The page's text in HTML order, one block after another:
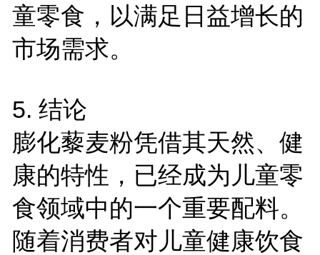
童零食，以满足日益增长的
市场需求。
5. 结论
膨化藜麦粉凭借其天然、健
康的特性，已经成为儿童零
食领域中的一个重要配料。
随着消费者对儿童健康饮食